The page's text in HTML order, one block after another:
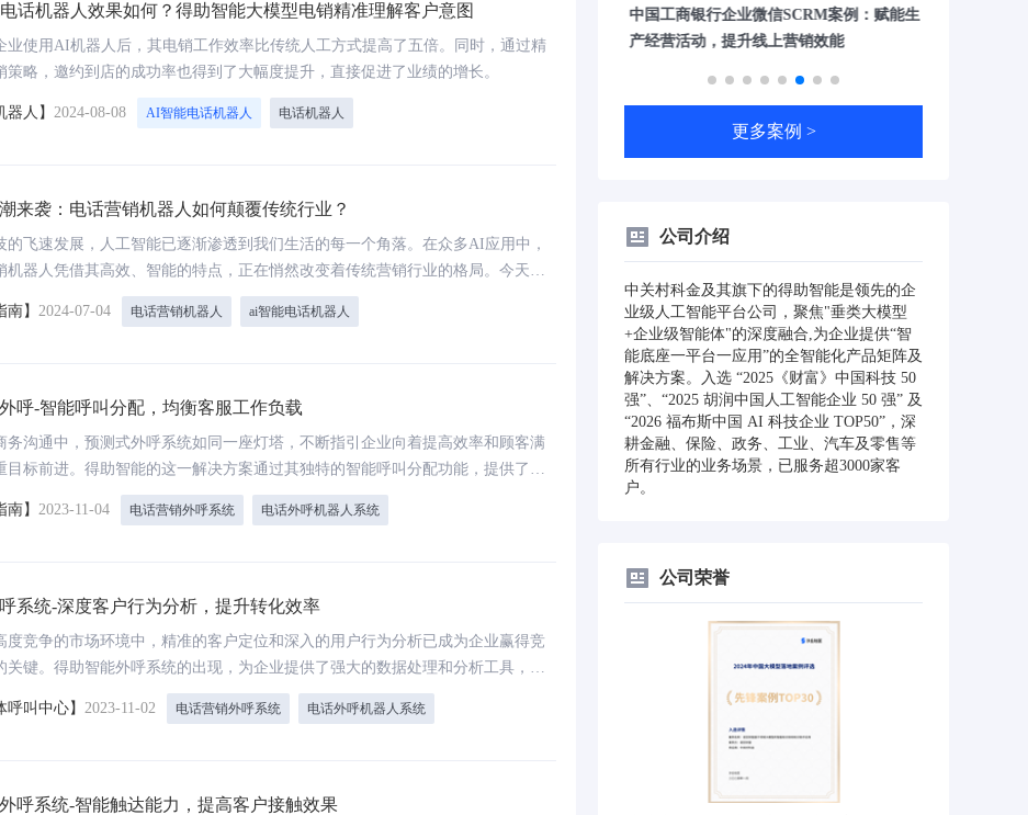
话机器人效果如何？得助智能大模型电销精准理解客户意图
业使用AI机器人后，其电销工作效率比传统人工方式提高了五倍。同时，通过精
策略，邀约到店的成功率也得到了大幅度提升，直接促进了业绩的增长。
器人】 2024-08-08 AI智能电话机器人 电话机器人
来袭：电话营销机器人如何颠覆传统行业？
的飞速发展，人工智能已逐渐渗透到我们生活的每一个角落。在众多AI应用中，
机器人凭借其高效、智能的特点，正在悄然改变着传统营销行业的格局。今天，
聊聊这一引人瞩目的新兴力量，看看它究竟是如何颠覆传统，开启营销新纪元
南】 2024-07-04 电话营销机器人 ai智能电话机器人
呼-智能呼叫分配，均衡客服工作负载
务沟通中，预测式外呼系统如同一座灯塔，不断指引企业向着提高效率和顾客满
目标前进。得助智能的这一解决方案通过其独特的智能呼叫分配功能，提供了一
优化客服工作负载的手段，从而确保每个客户都能获得迅速而高质量的服务体
南】 2023-11-04 电话营销外呼系统 电话外呼机器人系统
系统-深度客户行为分析，提升转化效率
度竞争的市场环境中，精准的客户定位和深入的用户行为分析已成为企业赢得竞
关键。得助智能外呼系统的出现，为企业提供了强大的数据处理和分析工具，从
准地捕捉和理解客户行为，提高其营销和销售转化的效率。
呼叫中心】 2023-11-02 电话营销外呼系统 电话外呼机器人系统
呼系统-智能触达能力，提高客户接触效果
字 上汽集团智能外呼系统案例：激活客户需
求，赋能营销服务流程数字化升级
物美智能外呼系统案例：突破传统零售场景
的限制，拓展门店覆盖范围
中国工商银行企业微信SCRM案例：赋能生
产经营活动，提升线上营销效能
更多案例 >
公司介绍
中关村科金及其旗下的得助智能是领先的企
业级人工智能平台公司，聚焦"垂类大模型
+企业级智能体"的深度融合,为企业提供“智
能底座一平台一应用”的全智能化产品矩阵及
解决方案。入选 “2025《财富》中国科技 50
强”、“2025 胡润中国人工智能企业 50 强” 及
“2026 福布斯中国 AI 科技企业 TOP50”，深
耕金融、保险、政务、工业、汽车及零售等
所有行业的业务场景，已服务超3000家客
户。
公司荣誉